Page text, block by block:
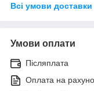
Всі умови доставки
Умови оплати
Післяплата
Оплата на